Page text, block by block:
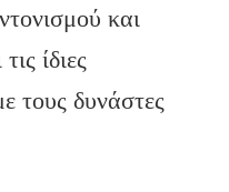
και
ίδιες
τους δυνάστες